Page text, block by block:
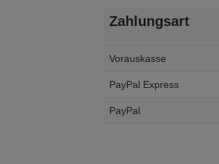
Zahlungsart
Vorauskasse
PayPal Express
PayPal